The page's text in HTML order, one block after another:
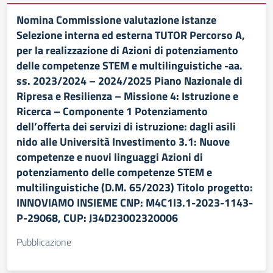
Nomina Commissione valutazione istanze
Selezione interna ed esterna TUTOR Percorso A,
per la realizzazione di Azioni di potenziamento
delle competenze STEM e multilinguistiche -aa.
ss. 2023/2024 – 2024/2025 Piano Nazionale di
Ripresa e Resilienza – Missione 4: Istruzione e
Ricerca – Componente 1 Potenziamento
dell’offerta dei servizi di istruzione: dagli asili
nido alle Università Investimento 3.1: Nuove
competenze e nuovi linguaggi Azioni di
potenziamento delle competenze STEM e
multilinguistiche (D.M. 65/2023) Titolo progetto:
INNOVIAMO INSIEME CNP: M4C1I3.1-2023-1143-
P-29068, CUP: J34D23002320006
Pubblicazione